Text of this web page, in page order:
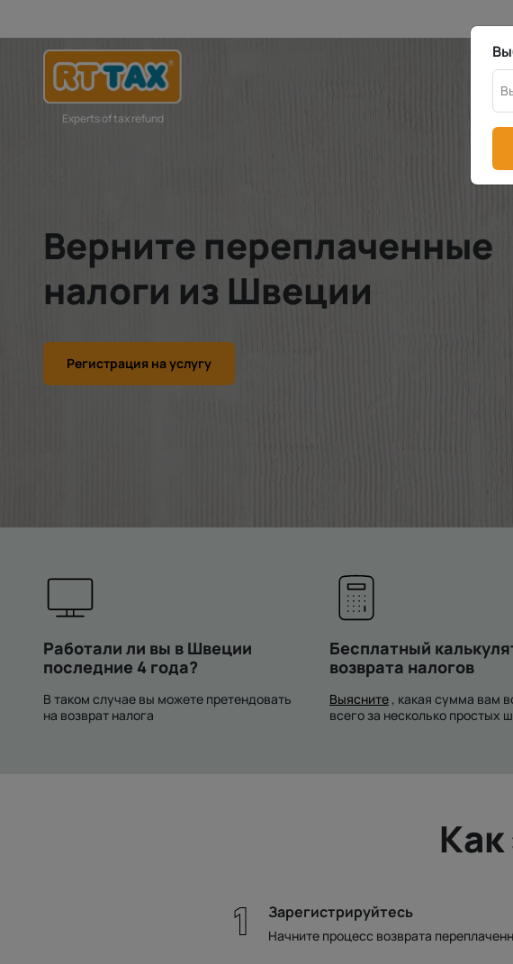
Experts of tax refund
Верните переплаченные
налоги из Швеции
Регистрация на услугу
Работали ли вы в Швеции
последние 4 года?
В таком случае вы можете претендовать
на возврат налога
Бесплатный
возврата налогов
Выясните , какая сумма вам
всего за несколько простых
Зарегистрируйтесь
Начните процесс возврата